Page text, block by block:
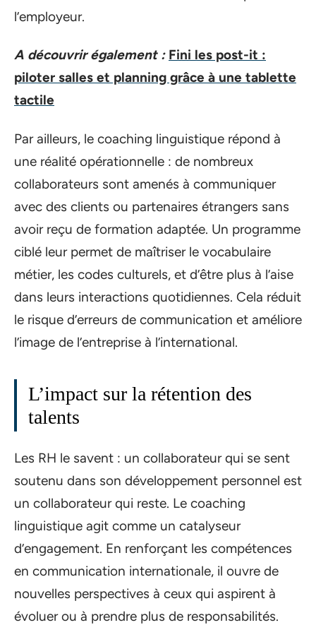
l’employeur.
A découvrir également : Fini les post-it :
piloter salles et planning grâce à une tablette
tactile
Par ailleurs, le coaching linguistique répond à
une réalité opérationnelle : de nombreux
collaborateurs sont amenés à communiquer
avec des clients ou partenaires étrangers sans
avoir reçu de formation adaptée. Un programme
ciblé leur permet de maîtriser le vocabulaire
métier, les codes culturels, et d’être plus à l’aise
dans leurs interactions quotidiennes. Cela réduit
le risque d’erreurs de communication et améliore
l’image de l’entreprise à l’international.
L’impact sur la rétention des
talents
Les RH le savent : un collaborateur qui se sent
soutenu dans son développement personnel est
un collaborateur qui reste. Le coaching
linguistique agit comme un catalyseur
d’engagement. En renforçant les compétences
en communication internationale, il ouvre de
nouvelles perspectives à ceux qui aspirent à
évoluer ou à prendre plus de responsabilités.